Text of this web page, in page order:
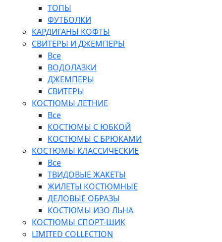
ТОПЫ
ФУТБОЛКИ
КАРДИГАНЫ КОФТЫ
СВИТЕРЫ И ДЖЕМПЕРЫ
Все
ВОДОЛАЗКИ
ДЖЕМПЕРЫ
СВИТЕРЫ
КОСТЮМЫ ЛЕТНИЕ
Все
КОСТЮМЫ С ЮБКОЙ
КОСТЮМЫ С БРЮКАМИ
КОСТЮМЫ КЛАССИЧЕСКИЕ
Все
ТВИДОВЫЕ ЖАКЕТЫ
ЖИЛЕТЫ КОСТЮМНЫЕ
ДЕЛОВЫЕ ОБРАЗЫ
КОСТЮМЫ ИЗО ЛЬНА
КОСТЮМЫ СПОРТ-ШИК
LIMITED COLLECTION